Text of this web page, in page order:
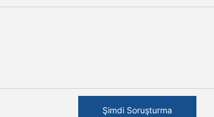
Şimdi Soruşturma